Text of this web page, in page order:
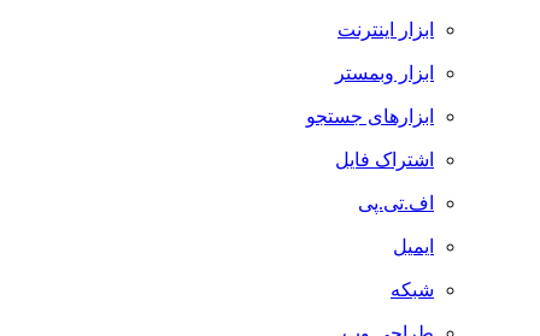
ابزار اینترنت
ابزار وبمستر
ابزارهای جستجو
اشتراک فایل
اف.تی.پی
ایمیل
شبکه